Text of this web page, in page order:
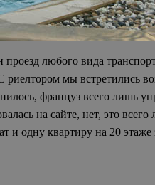
любого вида
мы встретились
француз всего лишь
на сайте, нет, это
одну квартиру на 20